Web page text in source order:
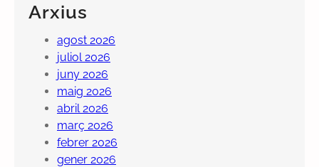
Arxius
agost 2026
juliol 2026
juny 2026
maig 2026
abril 2026
març 2026
febrer 2026
gener 2026